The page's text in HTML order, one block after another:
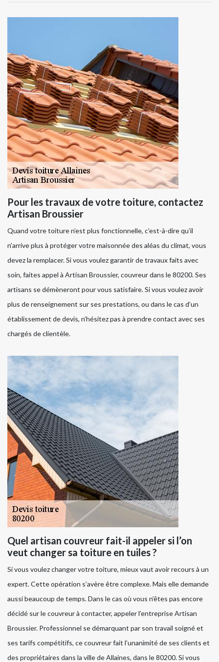
Pour les travaux de votre toiture, contactez
Artisan Broussier
Quand votre toiture n’est plus fonctionnelle, c’est-à-dire qu’il
n’arrive plus à protéger votre maisonnée des aléas du climat, vous
devez la remplacer. Si vous voulez garantir de travaux faits avec
soin, faites appel à Artisan Broussier, couvreur dans le 80200. Ses
artisans se démèneront pour vous satisfaire. Si vous voulez avoir
plus de renseignement sur ses prestations, ou dans le cas d’un
établissement de devis, n’hésitez pas à prendre contact avec ses
chargés de clientèle.
Quel artisan couvreur fait-il appeler si l’on
veut changer sa toiture en tuiles ?
Si vous voulez changer votre toiture, mieux vaut avoir recours à un
expert. Cette opération s’avère être complexe. Mais elle demande
aussi beaucoup de temps. Dans le cas où vous n’êtes pas encore
décidé sur le couvreur à contacter, appeler l’entreprise Artisan
Broussier. Professionnel se démarquant par son travail soigné et
ses tarifs compétitifs, ce couvreur fait l’unanimité de ses clients et
des propriétaires dans la ville de Allaines, dans le 80200. Si vous